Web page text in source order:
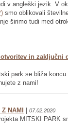
v angleški jezik. V
smo oblikovali
širimo tudi med
in zaključni
park se bliža
z nami!
NAMI 07.02.2020
MITSKI PARK